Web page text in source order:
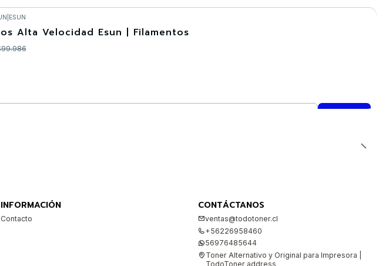
ESUN
Alta Velocidad Esun | Filamentos
INFORMACIÓN
Contacto
CONTÁCTANOS
ventas@todotoner.cl
+56226958460
56976485644
Toner Alternativo y Original para Impresora |
TodoToner address